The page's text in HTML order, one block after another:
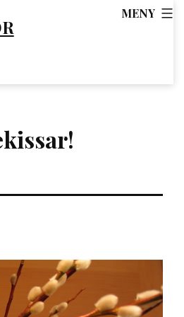
MENY